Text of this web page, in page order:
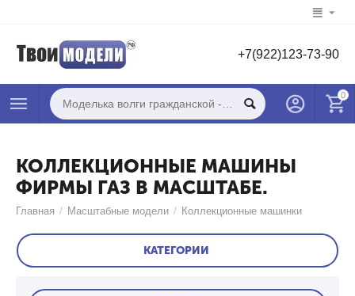
+7(922)123-73-90
0
КОЛЛЕКЦИОННЫЕ МАШИНЫ
ФИРМЫ ГАЗ В МАСШТАБЕ.
Главная / Масштабные модели / Коллекционные машинки
КАТЕГОРИИ